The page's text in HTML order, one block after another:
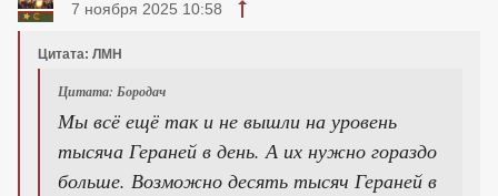
7 ноября 2025 10:58
Цитата: ЛМН
Цитата: Бородач
Мы всё ещё так и не вышли на уровень
тысяча Гераней в день. А их нужно гораздо
больше. Возможно десять тысяч Гераней в